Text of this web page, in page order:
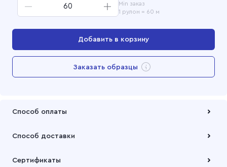
Min заказ
1 рулон = 60 м
Добавить в корзину
Перейти в корзину
Заказать образцы
Способ оплаты
Способ доставки
наших складов или через транспортную компанию на Ваш
Сертификаты